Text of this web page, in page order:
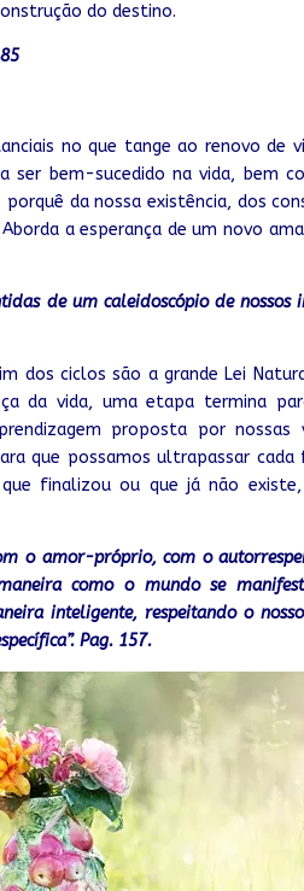
do destino.
no que tange ao renovo de
bem-sucedido na vida, bem
da nossa existência, dos
a esperança de um novo
de um caleidoscópio de nossos
dos ciclos são a grande Lei
da vida, uma etapa termina
proposta por nossas
que possamos ultrapassar
finalizou ou que já não
o amor-próprio, com o
como o mundo se
inteligente, respeitando o
Pag. 157.